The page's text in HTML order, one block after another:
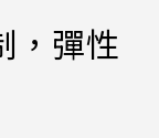
，彈性